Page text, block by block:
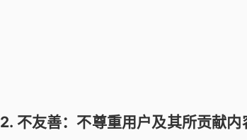
2. 不友善：不尊重用户及其所贡献内